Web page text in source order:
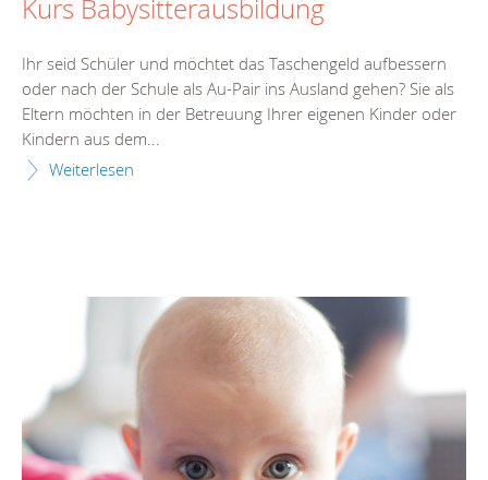
Kurs Babysitterausbildung
Ihr seid Schüler und möchtet das Taschengeld aufbessern
oder nach der Schule als Au-Pair ins Ausland gehen? Sie als
Eltern möchten in der Betreuung Ihrer eigenen Kinder oder
Kindern aus dem...
Weiterlesen